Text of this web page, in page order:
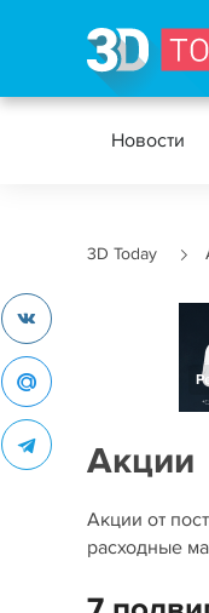
Новости
3D Today
Акции
Акции от
расходные